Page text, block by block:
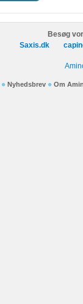
Besøg
Saxis.dk
Nyhedsbrev Om